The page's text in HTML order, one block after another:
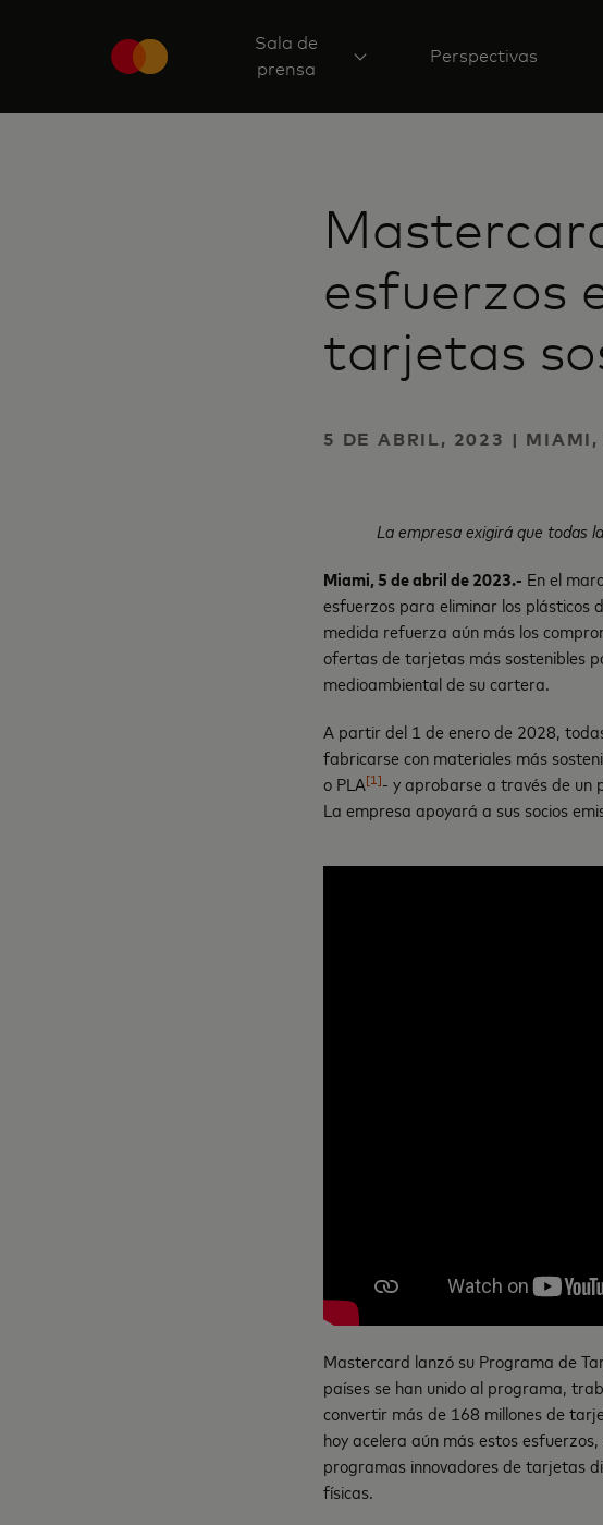
Sala de
prensa
Perspectivas
esfuerzos
tarjetas
5 DE ABRIL, 2023 | MIAMI,
La empresa exigirá que todas
Miami, 5 de abril de 2023.- En el
esfuerzos para eliminar los plásticos
medida refuerza aún más los
ofertas de tarjetas más sostenibles
medioambiental de su cartera.
A partir del 1 de enero de 2028,
fabricarse con materiales más
o PLA[1]- y aprobarse a través de un
La empresa apoyará a sus socios
Mastercard lanzó su Programa de
países se han unido al programa,
convertir más de 168 millones de
hoy acelera aún más estos
programas innovadores de tarjetas
físicas.